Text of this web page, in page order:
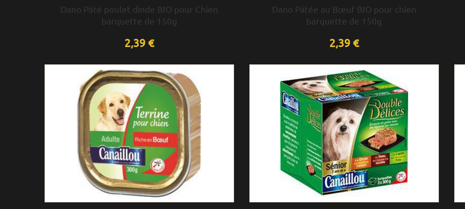
Dano Pâté poulet dinde BIO pour Chien
barquette de 150g
2,39 €
Dano Pâtée au Bœuf BIO pour chien
barquette de 150g
2,39 €